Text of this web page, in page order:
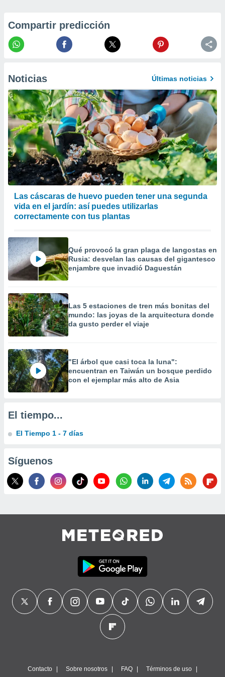
crear un
uso de
medir el
de la
el
del
de
o a través
de
de
de
uso de
mediante
publicidad
de
Compartir predicción
Noticias Últimas noticias
Las cáscaras de huevo pueden tener una segunda
vida en el jardín: así puedes utilizarlas
correctamente con tus plantas
Qué provocó la gran plaga de langostas en
Rusia: desvelan las causas del gigantesco
enjambre que invadió Daguestán
Las 5 estaciones de tren más bonitas del
mundo: las joyas de la arquitectura donde
da gusto perder el viaje
"El árbol que casi toca la luna":
encuentran en Taiwán un bosque perdido
con el ejemplar más alto de Asia
El tiempo...
El Tiempo 1 - 7 días
Síguenos
Contacto Sobre nosotros FAQ Términos de uso